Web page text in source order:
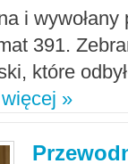
i
391.
które
więcej »